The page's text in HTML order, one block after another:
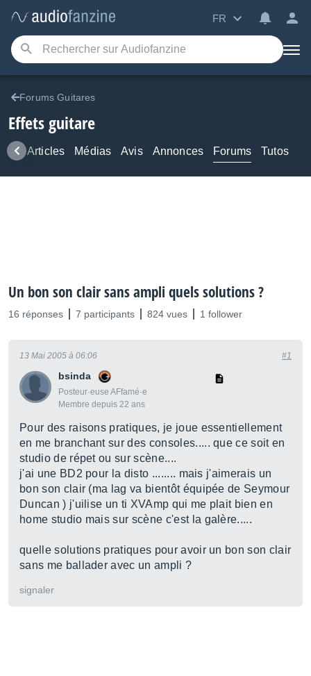
FR
Forums Guitares
Effets guitare
Articles Médias Avis Annonces Forums Tutos
Un bon son clair sans ampli quels solutions ?
16 réponses 7 participants 824 vues 1 follower
bsinda
Posteur·euse AFfamé·e
Membre depuis 22 ans
13 Mai 2005 à 06:06 #1
Pour des raisons pratiques, je joue essentiellement
en me branchant sur des consoles..... que ce soit en
studio de répet ou sur scène....
j'ai une BD2 pour la disto ........ mais j'aimerais un
bon son clair (ma lag va bientôt équipée de Seymour
Duncan ) j'uilise un ti XVAmp qui me plait bien en
home studio mais sur scène c'est la galère.....
quelle solutions pratiques pour avoir un bon son clair
sans me ballader avec un ampli ?
signaler